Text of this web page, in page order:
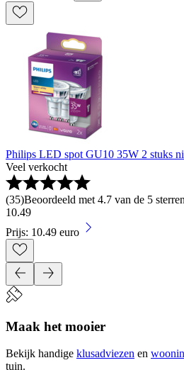
Philips LED spot GU10 35W 2 stuks
Veel verkocht
(35)Beoordeeld met 4.7 van de 5
10.49
Prijs: 10.49 euro
Maak het mooier
Bekijk handige klusadviezen en
tuin.